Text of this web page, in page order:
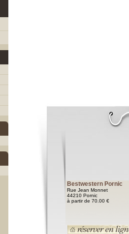
Bestwestern Pornic
Rue Jean Monnet
44210 Pornic
à partir de 70.00 €